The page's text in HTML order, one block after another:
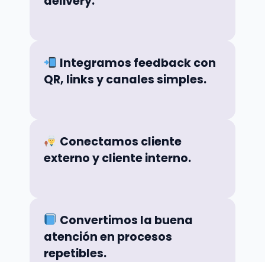
Integramos feedback con
QR, links y canales simples.
Conectamos cliente
externo y cliente interno.
Convertimos la buena
atención en procesos
repetibles.